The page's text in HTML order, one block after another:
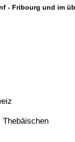
- Fribourg und im